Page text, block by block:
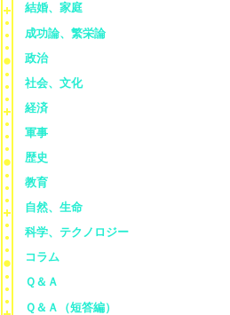
結婚、家庭
成功論、繁栄論
政治
社会、文化
経済
軍事
歴史
教育
自然、生命
科学、テクノロジー
コラム
Ｑ＆Ａ
Ｑ＆Ａ（短答編）